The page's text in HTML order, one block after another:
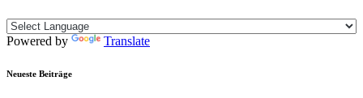
Powered by Translate
Neueste Beiträge